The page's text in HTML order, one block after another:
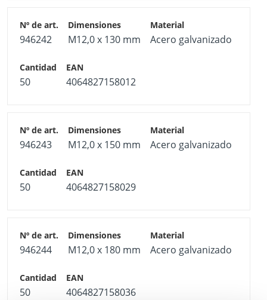
946242 M12,0 x 130 mm Acero galvanizado
50 4064827158012
946243 M12,0 x 150 mm Acero galvanizado
50 4064827158029
946244 M12,0 x 180 mm Acero galvanizado
50 4064827158036